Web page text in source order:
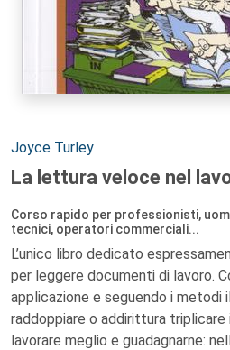
Autori:
Joyce Turley
La lettura veloce nel
Corso rapido per professionisti,
tecnici, operatori commerciali...
L’unico libro dedicato
per leggere documenti di lavoro.
applicazione e seguendo i metodi
raddoppiare o addirittura
lavorare meglio e guadagnarne: